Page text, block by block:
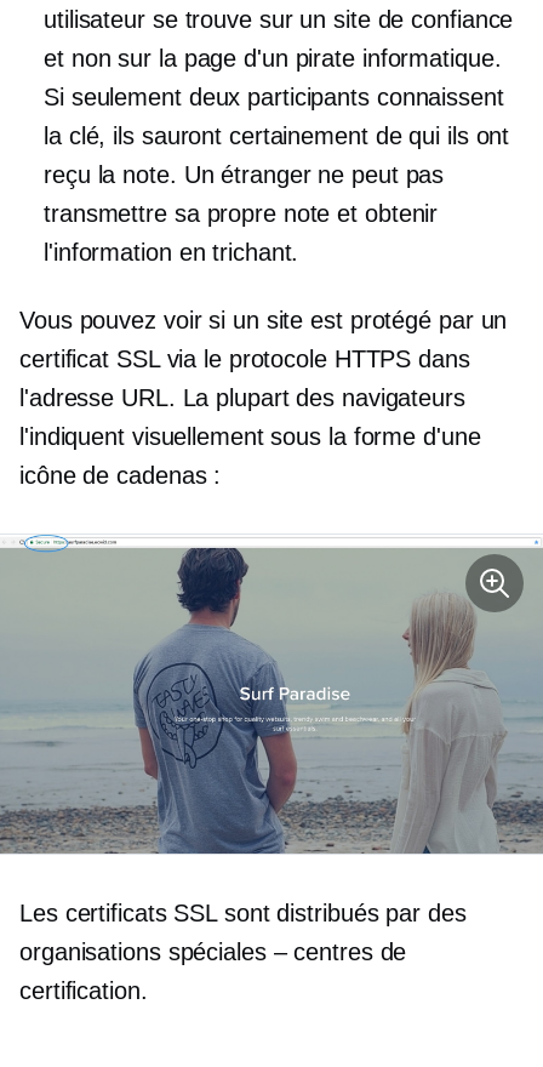
utilisateur se trouve sur un site de confiance
et non sur la page d'un pirate informatique.
Si seulement deux participants connaissent
la clé, ils sauront certainement de qui ils ont
reçu la note. Un étranger ne peut pas
transmettre sa propre note et obtenir
l'information en trichant.
Vous pouvez voir si un site est protégé par un
certificat SSL via le protocole HTTPS dans
l'adresse URL. La plupart des navigateurs
l'indiquent visuellement sous la forme d'une
icône de cadenas :
Les certificats SSL sont distribués par des
organisations spéciales – centres de
certification.